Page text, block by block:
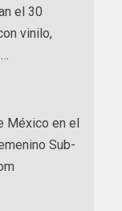
el 30
vinilo,
México en el
Sub-